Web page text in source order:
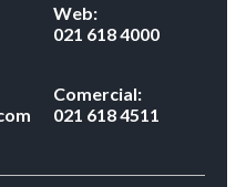
Web:
021 618 4000
Comercial:
021 618 4511